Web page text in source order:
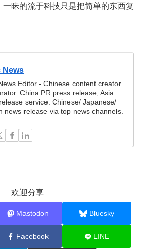
昧的流于科技只是把简单的东西复
News
Editor - Chinese content creator
China PR press release, Asia
service. Chinese/ Japanese/
news release via top news channels.
欢迎分享
Mastodon Bluesky
Facebook LINE